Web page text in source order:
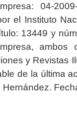
04-2009-
el Instituto
13449 y
ambos
y Revistas
de la última